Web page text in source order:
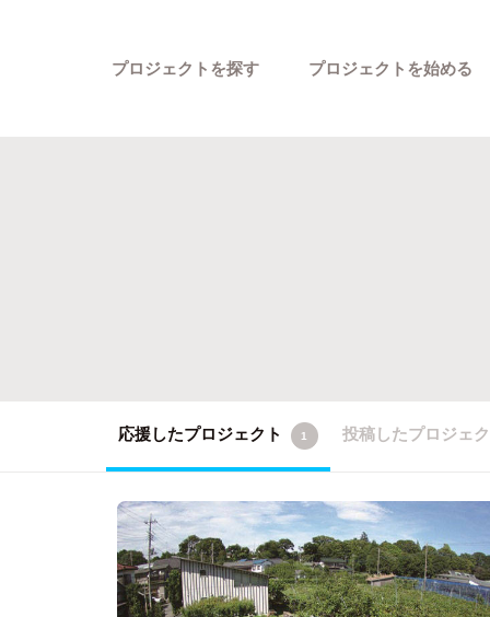
プロジェクトを探す プロジェクトを始める
応援したプロジェクト 1 投稿したプロジェ